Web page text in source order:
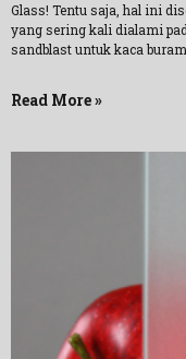
Glass! Tentu saja, hal ini
yang sering kali dialami
sandblast untuk kaca
Read More »